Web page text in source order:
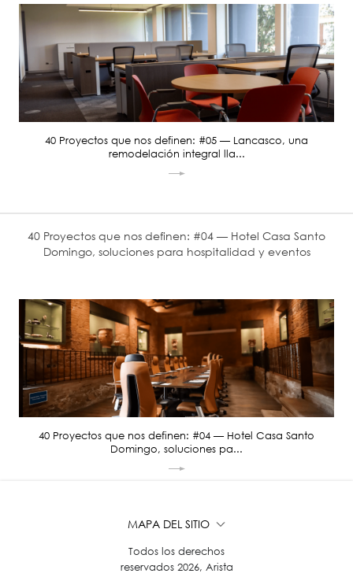
40 Proyectos que nos definen: #05 — Lancasco, una
remodelación integral lla...
40 Proyectos que nos definen: #04 — Hotel Casa Santo
Domingo, soluciones para hospitalidad y eventos
40 Proyectos que nos definen: #04 — Hotel Casa Santo
Domingo, soluciones pa...
MAPA DEL SITIO
Todos los derechos
reservados 2026, Arista